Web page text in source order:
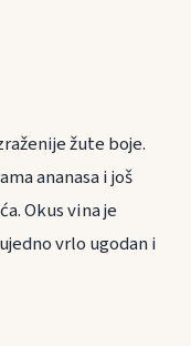
žute boje.
ananasa i još
Okus vina je
vrlo ugodan i